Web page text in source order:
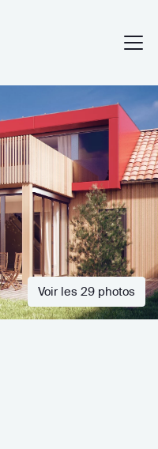
Voir les 29 photos